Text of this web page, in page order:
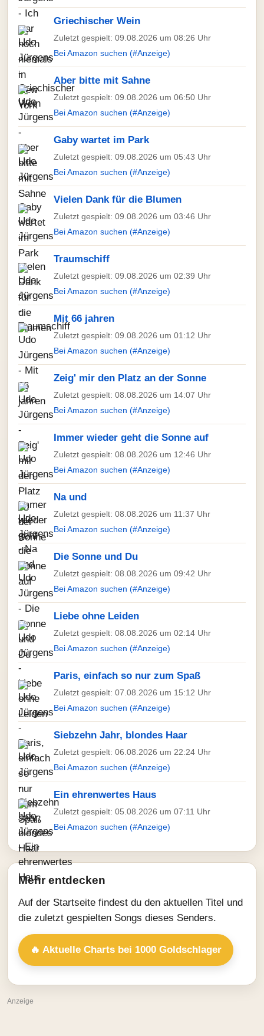
Griechischer Wein
Zuletzt gespielt: 09.08.2026 um 08:26 Uhr
Bei Amazon suchen (#Anzeige)
Aber bitte mit Sahne
Zuletzt gespielt: 09.08.2026 um 06:50 Uhr
Bei Amazon suchen (#Anzeige)
Gaby wartet im Park
Zuletzt gespielt: 09.08.2026 um 05:43 Uhr
Bei Amazon suchen (#Anzeige)
Vielen Dank für die Blumen
Zuletzt gespielt: 09.08.2026 um 03:46 Uhr
Bei Amazon suchen (#Anzeige)
Traumschiff
Zuletzt gespielt: 09.08.2026 um 02:39 Uhr
Bei Amazon suchen (#Anzeige)
Mit 66 jahren
Zuletzt gespielt: 09.08.2026 um 01:12 Uhr
Bei Amazon suchen (#Anzeige)
Zeig' mir den Platz an der Sonne
Zuletzt gespielt: 08.08.2026 um 14:07 Uhr
Bei Amazon suchen (#Anzeige)
Immer wieder geht die Sonne auf
Zuletzt gespielt: 08.08.2026 um 12:46 Uhr
Bei Amazon suchen (#Anzeige)
Na und
Zuletzt gespielt: 08.08.2026 um 11:37 Uhr
Bei Amazon suchen (#Anzeige)
Die Sonne und Du
Zuletzt gespielt: 08.08.2026 um 09:42 Uhr
Bei Amazon suchen (#Anzeige)
Liebe ohne Leiden
Zuletzt gespielt: 08.08.2026 um 02:14 Uhr
Bei Amazon suchen (#Anzeige)
Paris, einfach so nur zum Spaß
Zuletzt gespielt: 07.08.2026 um 15:12 Uhr
Bei Amazon suchen (#Anzeige)
Siebzehn Jahr, blondes Haar
Zuletzt gespielt: 06.08.2026 um 22:24 Uhr
Bei Amazon suchen (#Anzeige)
Ein ehrenwertes Haus
Zuletzt gespielt: 05.08.2026 um 07:11 Uhr
Bei Amazon suchen (#Anzeige)
Mehr entdecken
Auf der Startseite findest du den aktuellen Titel und
die zuletzt gespielten Songs dieses Senders.
🔥 Aktuelle Charts bei 1000 Goldschlager
Anzeige